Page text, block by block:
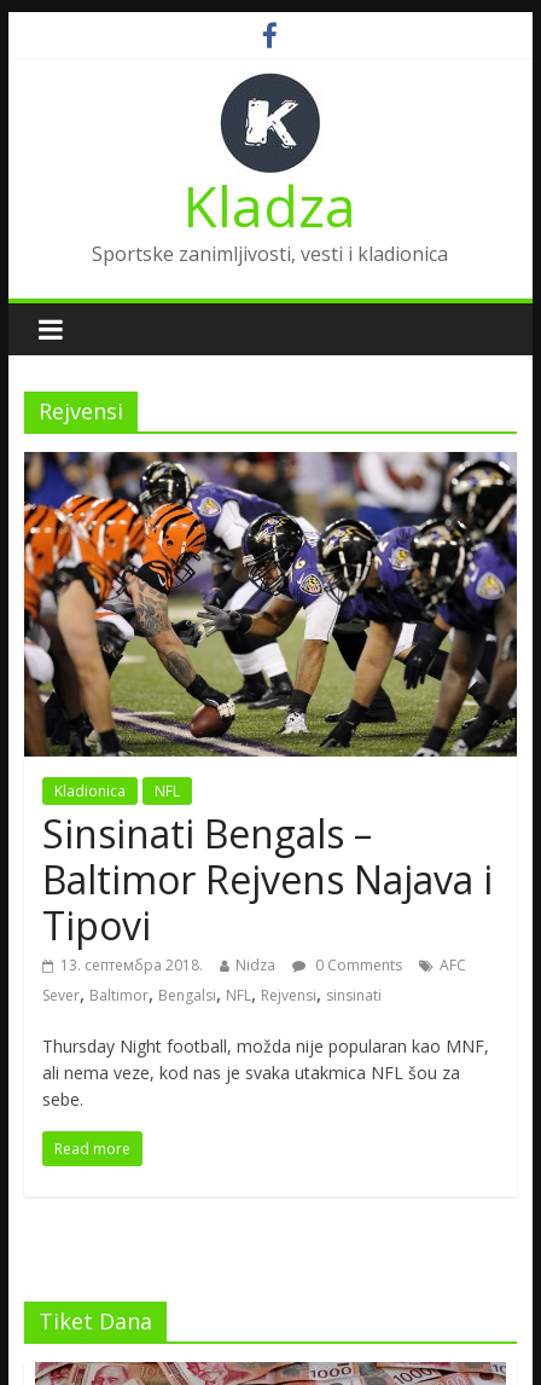
Kladza
Sportske zanimljivosti, vesti i kladionica
Rejvensi
Kladionica NFL
Sinsinati Bengals –
Baltimor Rejvens Najava i
Tipovi
13. септембра 2018. Nidza 0 Comments
AFC
Sever, Baltimor, Bengalsi, NFL, Rejvensi, sinsinati
Thursday Night football, možda nije popularan kao MNF,
ali nema veze, kod nas je svaka utakmica NFL šou za
sebe.
Read more
Tiket Dana